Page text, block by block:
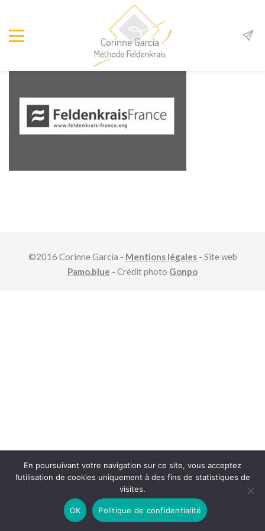
©2016 Corinne Garcia - Mentions légales- Site web
Pamo.blue - Crédit photo Gonpo
En poursuivant votre navigation sur ce site, vous acceptez
l’utilisation de cookies uniquement à des fins de statistiques de
visites.
OK Politique de confidentialité